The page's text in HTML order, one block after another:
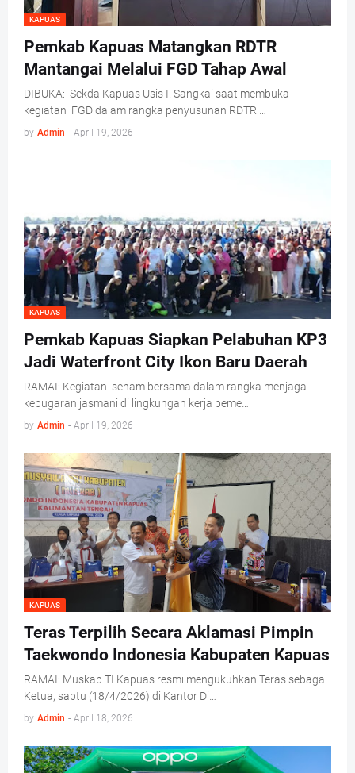
KAPUAS
Pemkab Kapuas Matangkan RDTR
Mantangai Melalui FGD Tahap Awal
DIBUKA: Sekda Kapuas Usis I. Sangkai saat membuka
kegiatan FGD dalam rangka penyusunan RDTR …
by Admin - April 19, 2026
KAPUAS
Pemkab Kapuas Siapkan Pelabuhan KP3
Jadi Waterfront City Ikon Baru Daerah
RAMAI: Kegiatan senam bersama dalam rangka menjaga
kebugaran jasmani di lingkungan kerja peme…
by Admin - April 19, 2026
KAPUAS
Teras Terpilih Secara Aklamasi Pimpin
Taekwondo Indonesia Kabupaten Kapuas
RAMAI: Muskab TI Kapuas resmi mengukuhkan Teras sebagai
Ketua, sabtu (18/4/2026) di Kantor Di…
by Admin - April 18, 2026